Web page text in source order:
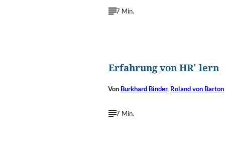
7 Min.
Erfahrung von HR' lern
Von Burkhard Binder, Roland von Barton
7 Min.